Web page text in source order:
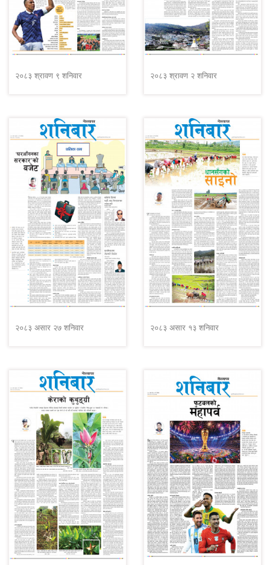
२०८३ श्रावण ९ शनिवार २०८३ श्रावण २ शनिवार
२०८३ असार २७ शनिवार २०८३ असार १३ शनिवार